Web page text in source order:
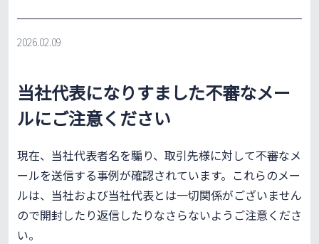
2026.02.09
当社代表になりすました不審なメー
ルにご注意ください
現在、当社代表者名を騙り、取引先様に対して不審なメ
ールを送信する事例が確認されています。これらのメー
ルは、当社および当社代表とは一切関係がございません
ので開封したり返信したりなさらないようご注意くださ
い。